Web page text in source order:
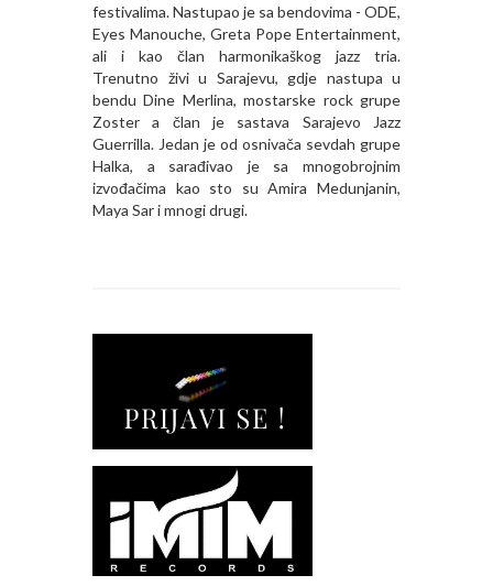
festivalima. Nastupao je sa bendovima - ODE,
Eyes Manouche, Greta Pope Entertainment,
ali i kao član harmonikaškog jazz tria.
Trenutno živi u Sarajevu, gdje nastupa u
bendu Dine Merlina, mostarske rock grupe
Zoster a član je sastava Sarajevo Jazz
Guerrilla. Jedan je od osnivača sevdah grupe
Halka, a sarađivao je sa mnogobrojnim
izvođačima kao sto su Amira Medunjanin,
Maya Sar i mnogi drugi.